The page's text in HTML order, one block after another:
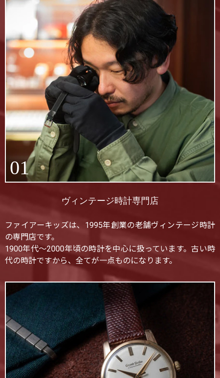
01
ヴィンテージ時計専門店
ファイアーキッズは、1995年創業の老舗ヴィンテージ時計
の専門店です。
1900年代〜2000年頃の時計を中心に扱っています。古い時
代の時計ですから、全てが一点ものになります。